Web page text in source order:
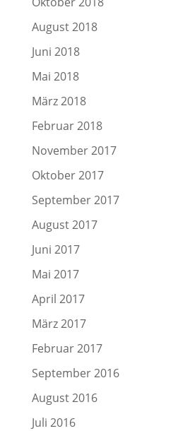
August 2018
Juni 2018
Mai 2018
März 2018
Februar 2018
November 2017
Oktober 2017
September 2017
August 2017
Juni 2017
Mai 2017
April 2017
März 2017
Februar 2017
September 2016
August 2016
Juli 2016